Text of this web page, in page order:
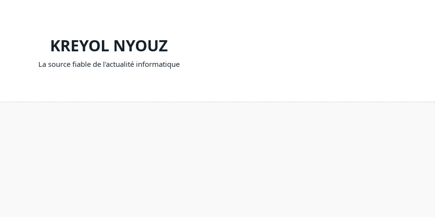
KREYOL NYOUZ
La source fiable de l'actualité informatique